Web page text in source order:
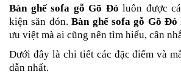
Bàn ghế sofa gỗ Gõ Đỏ luôn được
kiện săn đón.Bàn ghế sofa gỗ Gõ Đỏ
ưu việt mà ai cũng nên tìm hiểu, cân
Dưới đây là chi tiết các đặc điểm và
dẫn nhất.